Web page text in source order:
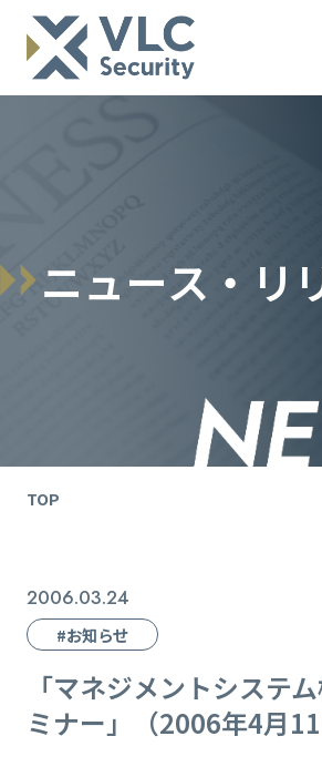
ニュース ・ リ
TOP
2006.03.24
#お知らせ
「マネジメントシステ
ミナー」（2006年4月11